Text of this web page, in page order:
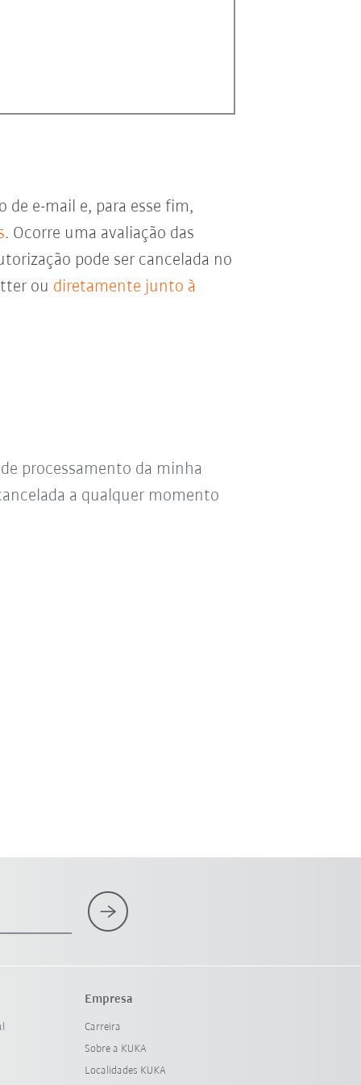
de e-mail e, para esse fim,
. Ocorre uma avaliação das
pode ser cancelada no
ou diretamente junto à
processamento da minha
a qualquer momento
Empresa
Carreira
Sobre a KUKA
Localidades KUKA